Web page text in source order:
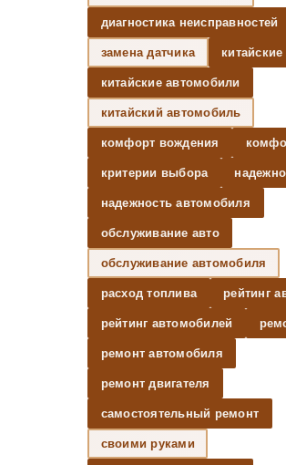
диагностика неисправностей
замена датчика
китайские автомобили
китайский автомобиль
комфорт вождения
критерии выбора
надежность автомобиля
обслуживание авто
обслуживание автомобиля
расход топлива рейтинг
рейтинг автомобилей
ремонт автомобиля
ремонт двигателя
самостоятельный ремонт
своими руками